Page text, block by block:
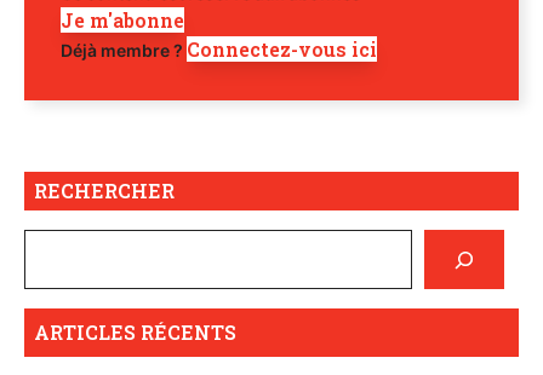
Je m'abonne
Déjà membre ? Connectez-vous ici
RECHERCHER
ARTICLES RÉCENTS